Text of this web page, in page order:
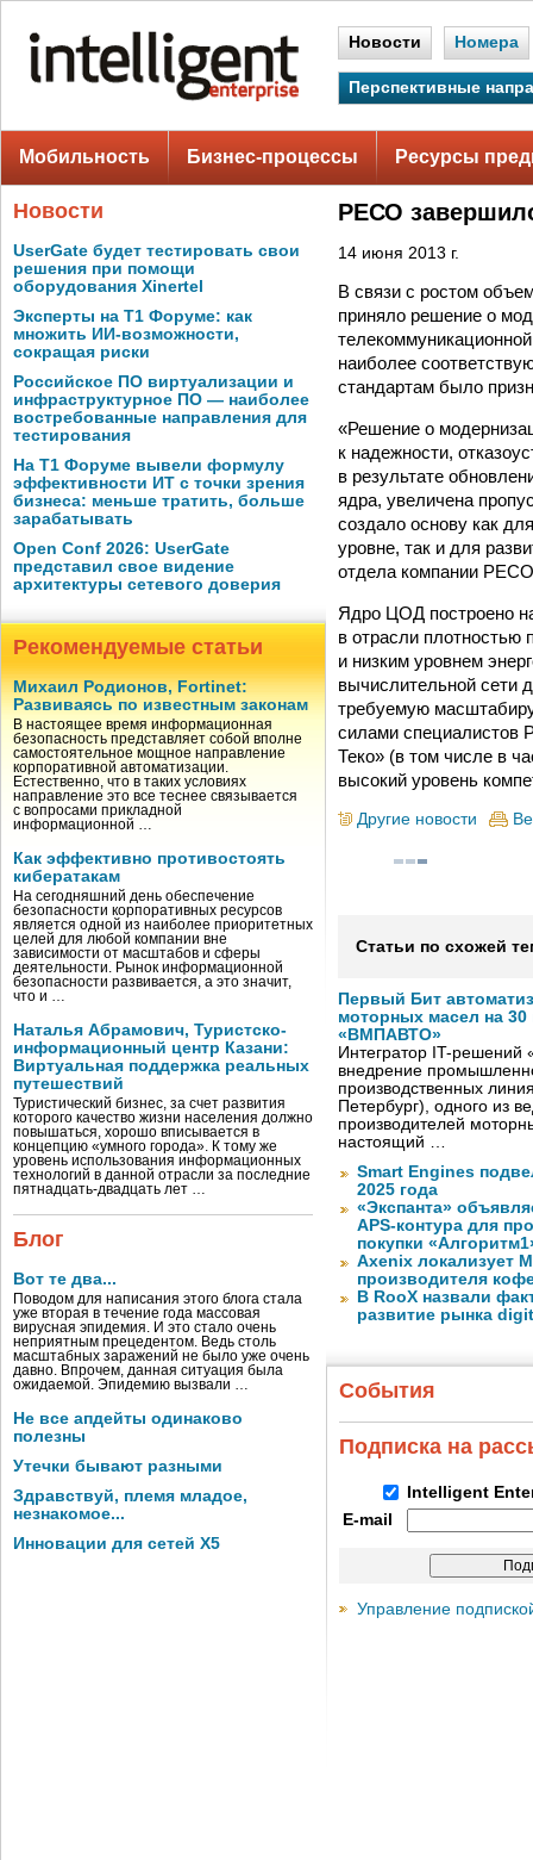
Новости Номера
Перспективные
Мобильность Бизнес-процессы Ресурсы
Новости
UserGate будет тестировать свои
решения при помощи
оборудования Xinertel
Эксперты на Т1 Форуме: как
множить ИИ-возможности,
сокращая риски
Российское ПО виртуализации и
инфраструктурное ПО — наиболее
востребованные направления для
тестирования
На Т1 Форуме вывели формулу
эффективности ИТ с точки зрения
бизнеса: меньше тратить, больше
зарабатывать
Open Conf 2026: UserGate
представил свое видение
архитектуры сетевого доверия
Рекомендуемые статьи
Михаил Родионов, Fortinet:
Развиваясь по известным законам
В настоящее время информационная
безопасность представляет собой вполне
самостоятельное мощное направление
корпоративной автоматизации.
Естественно, что в таких условиях
направление это все теснее связывается
с вопросами прикладной
информационной …
Как эффективно противостоять
кибератакам
На сегодняшний день обеспечение
безопасности корпоративных ресурсов
является одной из наиболее приоритетных
целей для любой компании вне
зависимости от масштабов и сферы
деятельности. Рынок информационной
безопасности развивается, а это значит,
что и …
Наталья Абрамович, Туристско-
информационный центр Казани:
Виртуальная поддержка реальных
путешествий
Туристический бизнес, за счет развития
которого качество жизни населения должно
повышаться, хорошо вписывается в
концепцию «умного города». К тому же
уровень использования информационных
технологий в данной отрасли за последние
пятнадцать-двадцать лет …
Блог
Вот те два...
Поводом для написания этого блога стала
уже вторая в течение года массовая
вирусная эпидемия. И это стало очень
неприятным прецедентом. Ведь столь
масштабных заражений не было уже очень
давно. Впрочем, данная ситуация была
ожидаемой. Эпидемию вызвали …
Не все апдейты одинаково
полезны
Утечки бывают разными
Здравствуй, племя младое,
незнакомое...
Инновации для сетей X5
РЕСО
14 июня 2013 г.
В связи с ростом
приняло решение о
наиболее
стандартам было
«Решение о
к надежности,
в результате
ядра, увеличена
создало основу как
уровне, так и для
отдела компании
Ядро ЦОД построено
в отрасли
и низким уровнем
вычислительной сети
требуемую
силами специалистов
Теко» (в том числе в
высокий уровень
Другие новости
Статьи по схожей
Первый Бит
моторных масел на
«ВМПАВТО»
Интегратор IT-
внедрение
производственных
Петербург), одного из
производителей
настоящий …
Smart Engines
2025 года
«Экспанта»
APS-контура для
покупки
Axenix локализует
производителя
В RooX назвали
развитие рынка
События
Подписка на
Intelligent
E-mail
Управление